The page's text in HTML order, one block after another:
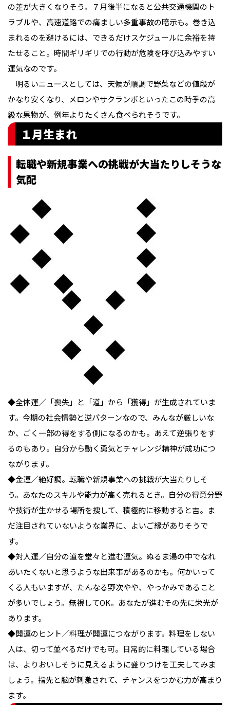
の差が大きくなりそう。７月後半になると公共交通機関のト
ラブルや、高速道路での痛ましい多重事故の暗示も。巻き込
まれるのを避けるには、できるだけスケジュールに余裕を持
たせること。時間ギリギリでの行動が危険を呼び込みやすい
運気なのです。
明るいニュースとしては、天候が順調で野菜などの値段が
かなり安くなり、メロンやサクランボといったこの時季の高
級な果物が、例年よりたくさん食べられそうです。
１月生まれ
転職や新規事業への挑戦が大当たりしそうな
気配
◆全体運／「喪失」と「道」から「獲得」が生成されていま
す。今期の社会情勢と逆パターンなので、みんなが厳しいな
か、ごく一部の得をする側になるのかも。あえて逆張りをす
るのもあり。自分から動く勇気とチャレンジ精神が成功につ
ながります。
◆金運／絶好調。転職や新規事業への挑戦が大当たりしそ
う。あなたのスキルや能力が高く売れるとき。自分の得意分野
や技術が生かせる場所を捜して、積極的に移動すると吉。ま
だ注目されていないような業界に、よいご縁がありそうで
す。
◆対人運／自分の道を堂々と進む運気。ぬるま湯の中でなれ
あいたくないと思うような出来事があるのかも。何かいって
くる人もいますが、たんなる野次やや、やっかみであること
が多いでしょう。無視してOK。あなたが進むその先に栄光が
あります。
◆開運のヒント／料理が開運につながります。料理をしない
人は、切って並べるだけでも可。日常的に料理している場合
は、よりおいしそうに見えるように盛りつけを工夫してみま
しょう。指先と脳が刺激されて、チャンスをつかむ力が高まり
ます。